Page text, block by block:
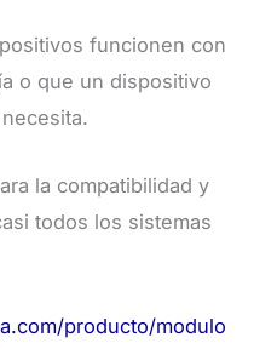
funcionen con
o que un dispositivo
la compatibilidad y
todos los sistemas
producto/modulo